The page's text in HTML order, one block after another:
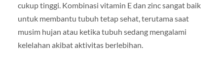
cukup tinggi. Kombinasi vitamin E dan zinc sangat baik
untuk membantu tubuh tetap sehat, terutama saat
musim hujan atau ketika tubuh sedang mengalami
kelelahan akibat aktivitas berlebihan.